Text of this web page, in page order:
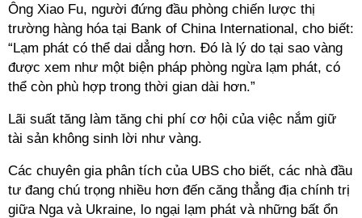
Ông Xiao Fu, người đứng đầu phòng chiến lược thị
trường hàng hóa tại Bank of China International, cho biết:
“Lạm phát có thể dai dẳng hơn. Đó là lý do tại sao vàng
được xem như một biện pháp phòng ngừa lạm phát, có
thể còn phù hợp trong thời gian dài hơn.”
Lãi suất tăng làm tăng chi phí cơ hội của việc nắm giữ
tài sản không sinh lời như vàng.
Các chuyên gia phân tích của UBS cho biết, các nhà đầu
tư đang chú trọng nhiều hơn đến căng thẳng địa chính trị
giữa Nga và Ukraine, lo ngại lạm phát và những bất ổn